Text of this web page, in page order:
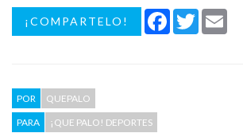
¡COMPARTELO! Facebook
Twitter
POR
QUEPALO
PARA
¡QUE PALO! DEPORTES